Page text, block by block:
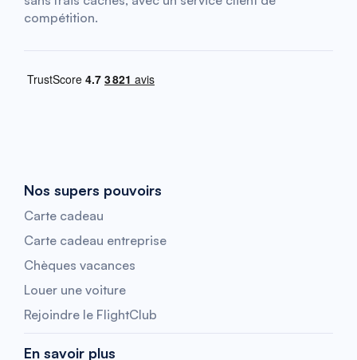
compétition.
Nos supers pouvoirs
Carte cadeau
Carte cadeau entreprise
Chèques vacances
Louer une voiture
Rejoindre le FlightClub
En savoir plus